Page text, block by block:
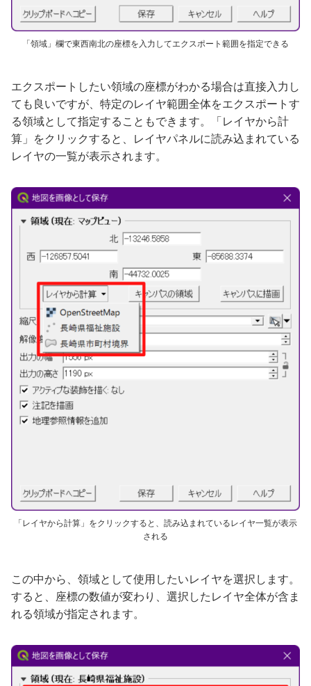
「領域」欄で東西南北の座標を入力してエクスポート範囲を指定できる
エクスポートしたい領域の座標がわかる場合は直接入力し
ても良いですが、特定のレイヤ範囲全体をエクスポートす
る領域として指定することもできます。「レイヤから計
算」をクリックすると、レイヤパネルに読み込まれている
レイヤの一覧が表示されます。
「レイヤから計算」をクリックすると、読み込まれているレイヤ一覧が表示
される
この中から、領域として使用したいレイヤを選択します。
すると、座標の数値が変わり、選択したレイヤ全体が含ま
れる領域が指定されます。